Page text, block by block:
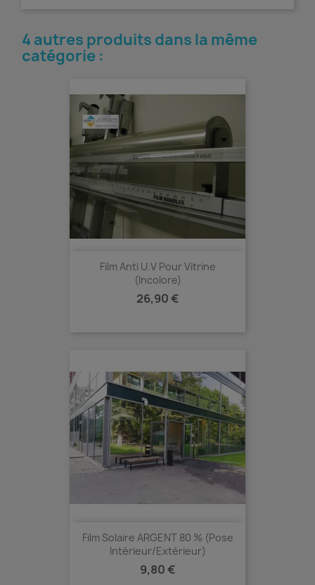
4 autres produits dans la même
catégorie :
Film Anti U.V Pour Vitrine
(Incolore)
Prix
26,90 €
Film Solaire ARGENT 80 % (Pose
Intérieur/extérieur)
Prix
9,80 €